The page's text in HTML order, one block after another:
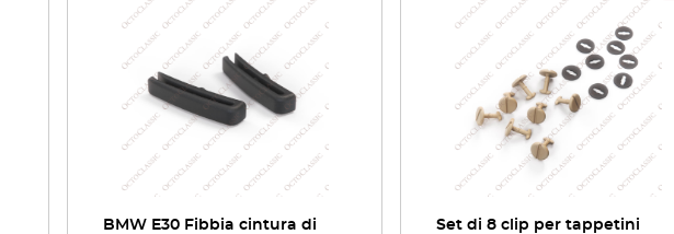
BMW E30 Fibbia cintura di
Set di 8 clip per tappetini